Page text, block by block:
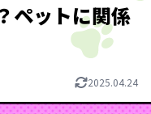
ペットに関係
2025.04.24